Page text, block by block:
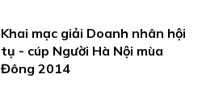
Khai mạc giải Doanh nhân hội
tụ - cúp Người Hà Nội mùa
Đông 2014